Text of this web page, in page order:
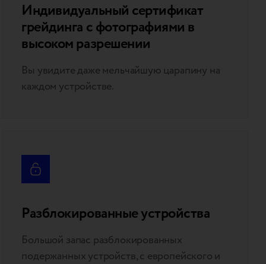
Индивидуальный сертификат
грейдинга с фотографиями в
высоком разрешении
Вы увидите даже мельчайшую царапину на
каждом устройстве.
Разблокированные устройства
Большой запас разблокированных
подержанных устройств, с европейского и